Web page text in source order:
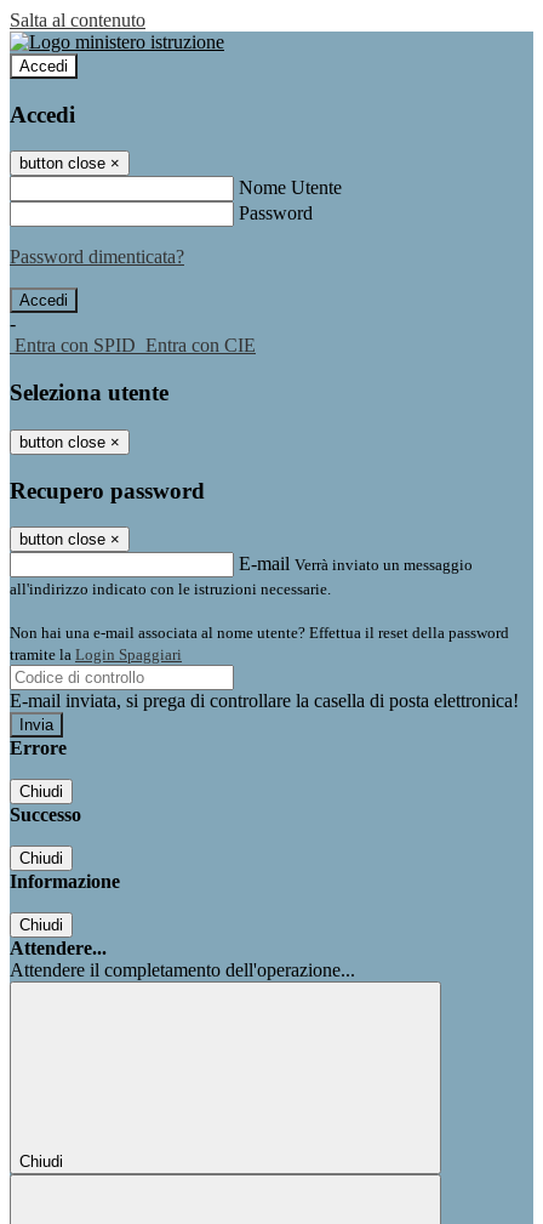
Salta al contenuto
Accedi
Accedi
button close ×
Nome Utente
Password
Password dimenticata?
-
Entra con SPID Entra con CIE
Seleziona utente
button close ×
Recupero password
button close ×
E-mail Verrà inviato un messaggio
all'indirizzo indicato con le istruzioni necessarie.
Non hai una e-mail associata al nome utente? Effettua il reset della password
tramite la Login Spaggiari
E-mail inviata, si prega di controllare la casella di posta elettronica!
Errore
Chiudi
Successo
Chiudi
Informazione
Chiudi
Attendere...
Attendere il completamento dell'operazione...
Chiudi